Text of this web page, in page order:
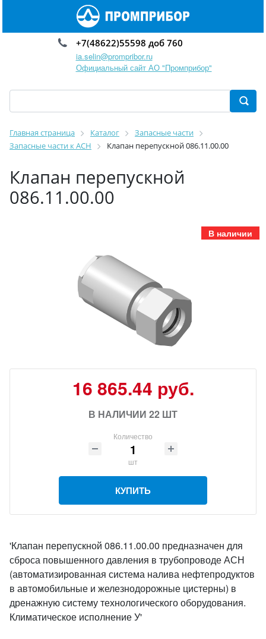
+7(48622)55598 доб 760
ia.selin@prompribor.ru
Официальный сайт АО "Промприбор"
Главная страница Каталог
Запасные части
Запасные части к АСН
Клапан перепускной 086.11.00.00
Клапан перепускной
086.11.00.00
В наличии
16 865.44 руб.
В НАЛИЧИИ 22 ШТ
Количество
шт
КУПИТЬ
'Клапан перепускной 086.11.00.00 предназначен для
сброса повышенного давления в трубопроводе АСН
(автоматизированная система налива нефтепродуктов
в автомобильные и железнодорожные цистерны) в
дренажную систему технологического оборудования.
Климатическое исполнение У'